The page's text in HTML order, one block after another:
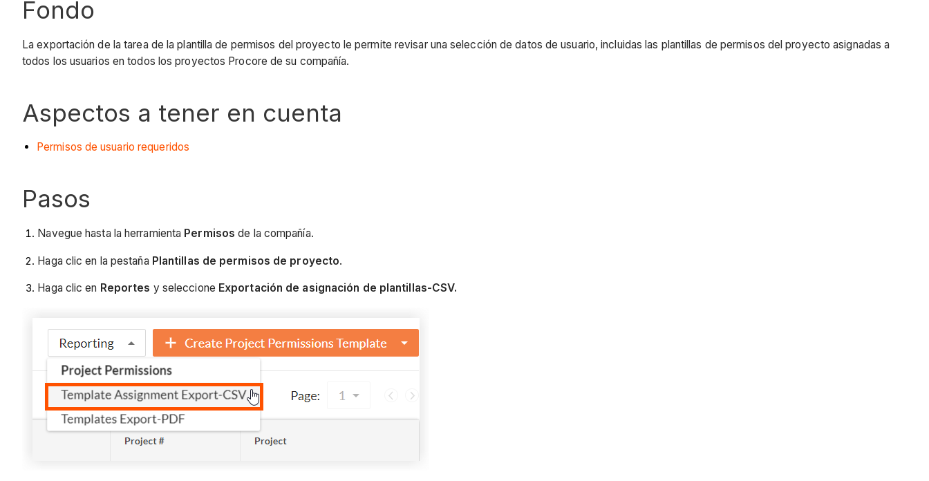
Fondo
La exportación de la tarea de la plantilla de permisos del proyecto le permite revisar una selección de datos de usuario, incluidas las plantillas de permisos del proyecto asignadas a
todos los usuarios en todos los proyectos Procore de su compañía.
Aspectos a tener en cuenta
Permisos de usuario requeridos
Pasos
Navegue hasta la herramienta Permisos de la compañía.
Haga clic en la pestaña Plantillas de permisos de proyecto.
Haga clic en Reportes y seleccione Exportación de asignación de plantillas-CSV.